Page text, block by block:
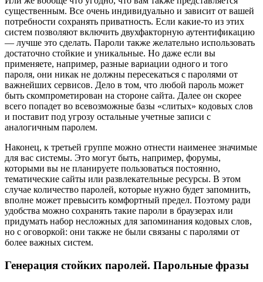
существенным. Все очень индивидуально и зависит от вашей
потребности сохранять приватность. Если какие-то из этих
систем позволяют включить двухфакторную аутентификацию
— лучше это сделать. Пароли также желательно использовать
достаточно стойкие и уникальные. Но даже если вы
применяете, например, разные вариации одного и того
пароля, они никак не должны пересекаться с паролями от
важнейших сервисов. Дело в том, что любой пароль может
быть скомпрометирован на стороне сайта. Далее он скорее
всего попадет во всевозможные базы «слитых» кодовых слов
и поставит под угрозу остальные учетные записи с
аналогичным паролем.
Наконец, к третьей группе можно отнести наименее значимые
для вас системы. Это могут быть, например, форумы,
которыми вы не планируете пользоваться постоянно,
тематические сайты или развлекательные ресурсы. В этом
случае количество паролей, которые нужно будет запомнить,
вполне может превысить комфортный предел. Поэтому ради
удобства можно сохранять такие пароли в браузерах или
придумать набор несложных для запоминания кодовых слов,
но с оговоркой: они также не были связаны с паролями от
более важных систем.
Генерация стойких паролей. Парольные фразы